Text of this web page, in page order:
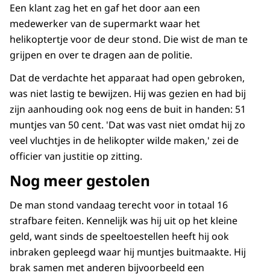
Een klant zag het en gaf het door aan een
medewerker van de supermarkt waar het
helikoptertje voor de deur stond. Die wist de man te
grijpen en over te dragen aan de politie.
Dat de verdachte het apparaat had open gebroken,
was niet lastig te bewijzen. Hij was gezien en had bij
zijn aanhouding ook nog eens de buit in handen: 51
muntjes van 50 cent. 'Dat was vast niet omdat hij zo
veel vluchtjes in de helikopter wilde maken,' zei de
officier van justitie op zitting.
Nog meer gestolen
De man stond vandaag terecht voor in totaal 16
strafbare feiten. Kennelijk was hij uit op het kleine
geld, want sinds de speeltoestellen heeft hij ook
inbraken gepleegd waar hij muntjes buitmaakte. Hij
brak samen met anderen bijvoorbeeld een